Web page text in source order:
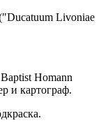
Livoniae
Homann
и картограф.